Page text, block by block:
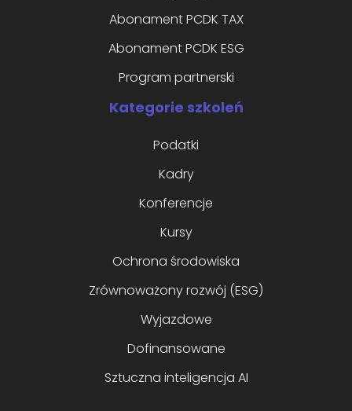
Abonament PCDK TAX
Abonament PCDK ESG
Program partnerski
Kategorie szkoleń
Podatki
Kadry
Konferencje
Kursy
Ochrona środowiska
Zrównoważony rozwój (ESG)
Wyjazdowe
Dofinansowane
Sztuczna inteligencja AI